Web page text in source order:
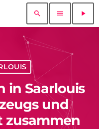
search menu play_arrow
in Saarlouis
und
zusammen